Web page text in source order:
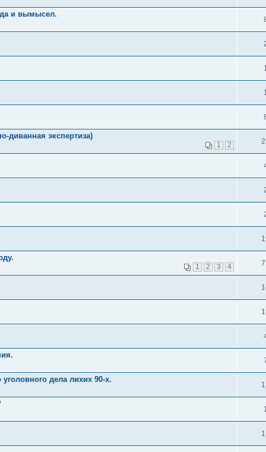
и вымысел.
1
1
диванная экспертиза)
1 2
1 2 3 4
дела лихих 90-х.
1